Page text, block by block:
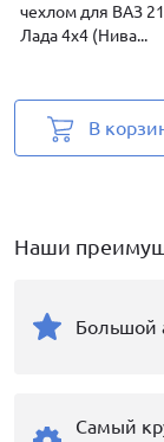
чехлом для ВАЗ
Лада 4х4 (Нива...
В
Наши
Большой
Самый